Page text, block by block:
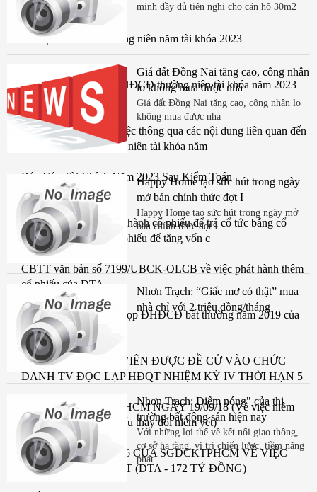
Tài liệu ĐHĐCĐ thường niên năm tài khóa 2023
Thông báo mời họp ĐHĐCĐ thường niên tài khóa năm 2023
ngày 4.4.24
Nghị Quyết số 01 về việc thông qua các nội dung liên quan đến
tổ chức ĐHCĐ thường niên tài khóa năm
Báo Cáo Tài Chính Năm 2023 Sau Kiểm Toán
Công bố thông tin phát hành cổ phiếu để trả cổ tức bằng cổ
phiếu và phát hành cổ phiếu để tăng vốn c
CBTT văn bản số 7199/UBCK-QLCB về việc phát hành thêm
cổ phiếu của DTA
CBTT thông báo mời họp ĐHĐCĐ bất thường năm 2019 của
CTCP Đệ Tam
THÔNG BÁO ỨNG VIÊN ĐƯỢC ĐỀ CỬ VÀO CHỨC
DANH TV ĐỘC LẬP HĐQT NHIỆM KỲ IV THỜI HẠN 5
CV SỐ 1180/TB/SGDHCM NGÀY 19/09/18 (Về việc niêm
yết và giao dịch cổ phiếu thay đổi niêm yết)
QUYẾT ĐỊNH SỐ 346 CỦA SGDCKTPHCM VỀ VIỆC
THAY ĐỔI NIÊM YẾT (DTA - 172 TỶ ĐỒNG)
minh đầy đủ tiện nghi cho căn hộ 30m2
Giá đất Đồng Nai tăng cao, công nhân
lo không mua được nhà
Giá đất Đồng Nai tăng cao, công nhân lo
không mua được nhà
Happy Home tạo sức hút trong ngày
mở bán chính thức đợt I
Happy Home tạo sức hút trong ngày mở
bán chính thức đợt I
Nhơn Trạch: “Giấc mơ có thật” mua
nhà chỉ với 2 triệu đồng/tháng
Nhơn Trạch: Điểm nóng" của thị
trường bất động sản hiện nay
Với những lợi thế về kết nối giao thông,
cơ sở hạ tầng, vị trí chiến lược, tiềm năng
phát...